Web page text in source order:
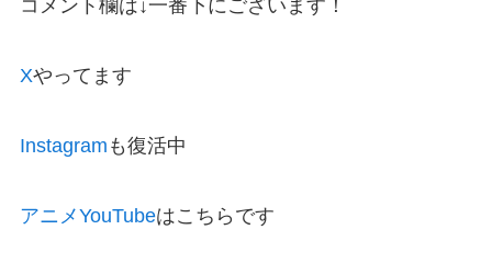
コメント欄は↓一番下にございます！
Xやってます
Instagram も復活中
アニメYouTubeはこちらです